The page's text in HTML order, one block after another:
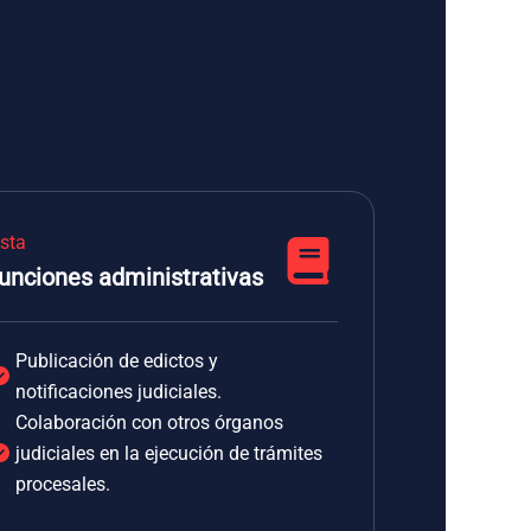
administrativas
Publicación de edictos y
notificaciones judiciales.
Colaboración con otros órganos
judiciales en la ejecución de trámites
procesales.